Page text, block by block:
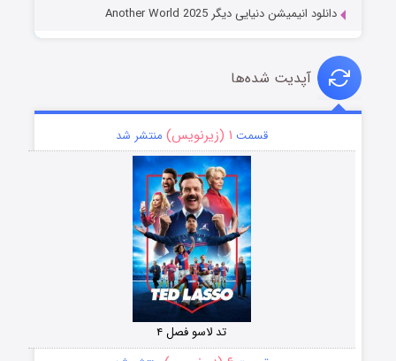
دانلود انیمیشن دنیایی دیگر Another World 2025
آپدیت شده‌ها
قسمت ۱ (زیرنویس) منتشر شد
تد لاسو فصل ۴